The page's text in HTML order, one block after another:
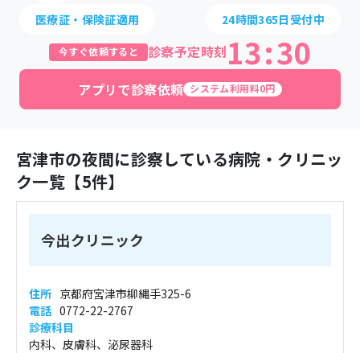
医療証・保険証適用 24時間365日受付中
今すぐ依頼すると 診察予定時刻13:30
アプリで診察依頼 システム利用料0円
宮津市の夜間に診察している病院・クリニッ
ク一覧【5件】
今出クリニック
住所 京都府宮津市柳縄手325-6
電話 0772-22-2767
診療科目
内科、皮膚科、泌尿器科